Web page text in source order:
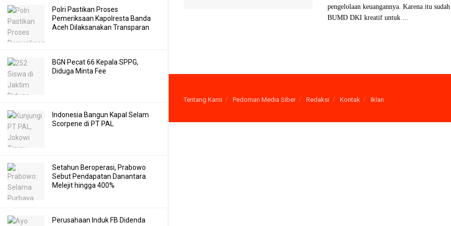
Polri Pastikan Proses
Pemeriksaan Kapolresta Banda
Aceh Dilaksanakan Transparan
BGN Pecat 66 Kepala SPPG,
Diduga Minta Fee
Indonesia Bangun Kapal Selam
Scorpene di PT PAL
Setahun Beroperasi, Prabowo
Sebut Pendapatan Danantara
Melejit hingga 400%
Perusahaan Induk FB Didenda
pengelolaan keuangannya. Karena itu sudah
BUMD DKI kreatif untuk ...
Tentang Kami Pedoman Media Siber Redaksi Kontak Iklan